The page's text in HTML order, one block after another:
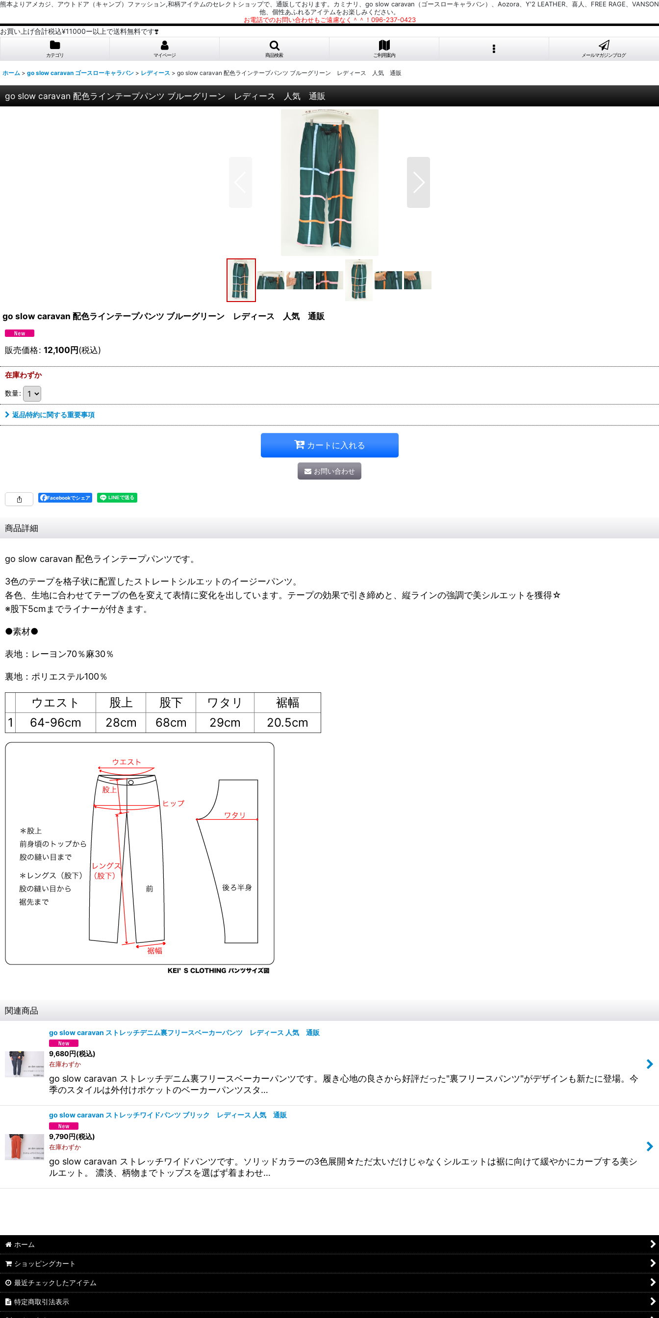
熊本よりアメカジ、アウトドア（キャンプ）ファッション,和柄アイテムのセレクトショップで、通販しております。カミナリ、go slow caravan（ゴースローキャラバン）、Aozora、Y'2 LEATHER、喜人、FREE RAGE、VANSON
他、個性あふれるアイテムをお楽しみください。
お電話でのお問い合わせもご遠慮なく＾＾！096-237-0423
お買い上げ合計税込¥11000ー以上で送料無料です❣️
カテゴリ マイページ 商品検索 ご利用案内 メールマガジンブログ
ホーム > go slow caravan ゴースローキャラバン > レディース > go slow caravan 配色ラインテープパンツ ブルーグリーン レディース 人気 通販
go slow caravan 配色ラインテープパンツ ブルーグリーン レディース 人気 通販
go slow caravan 配色ラインテープパンツ ブルーグリーン レディース 人気 通販
販売価格: 12,100円(税込)
在庫わずか
数量:
返品特約に関する重要事項
カートに入れる
お問い合わせ
Facebookでシェア
商品詳細
go slow caravan 配色ラインテープパンツです。
3色のテープを格子状に配置したストレートシルエットのイージーパンツ。
各色、生地に合わせてテープの色を変えて表情に変化を出しています。テープの効果で引き締めと、縦ラインの強調で美シルエットを獲得☆
※股下5cmまでライナーが付きます。
●素材●
表地：レーヨン70％麻30％
裏地：ポリエステル100％
ウエスト 股上 股下 ワタリ
裾幅
1
64-96cm 28cm 68cm 29cm 20.5cm
関連商品
go slow caravan ストレッチデニム裏フリースベーカーパンツ レディース 人気 通販
9,680円(税込)
在庫わずか
go slow caravan ストレッチデニム裏フリースベーカーパンツです。履き心地の良さから好評だった"裏フリースパンツ"がデザインも新たに登場。今
季のスタイルは外付けポケットのベーカーパンツスタ…
go slow caravan ストレッチワイドパンツ ブリック レディース 人気 通販
9,790円(税込)
在庫わずか
go slow caravan ストレッチワイドパンツです。ソリッドカラーの3色展開☆ただ太いだけじゃなくシルエットは裾に向けて緩やかにカーブする美シ
ルエット。 濃淡、柄物までトップスを選ばず着まわせ…
ホーム
ショッピングカート
最近チェックしたアイテム
特定商取引法表示